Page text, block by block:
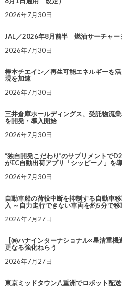
2026年7月30日
JAL／2026年8月前半 燃油サーチャー
2026年7月30日
椿本チエイン／再生可能エネルギーを
現を加速
2026年7月30日
三井倉庫ホールディングス、受託物流
を開発・導入開始
2026年7月30日
“独自開発こだわり”のサプリメントで
がEC自動出荷アプリ「シッピーノ」を
2026年7月30日
自動車船の荷役中断を抑制する自動車
入 ～自力走行できない車両を約5分で移
2026年7月27日
【㈱ハナインターナショナル×星清重
更なる強化ねらう
2026年7月27日
東京ミッドタウン八重洲でロボット配